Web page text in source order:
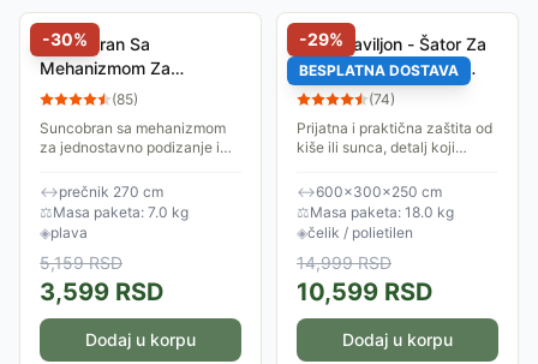
-30%
Suncobran Sa
Mehanizmom Za
Podizanje-Spuštanje 270
(85)
Suncobran sa mehanizmom
za jednostavno podizanje i
je 270 cm, tenda je od
poliestera 180 gr/m2...
↔prečnik 270 cm
⚖Masa paketa: 7.0 kg
◈plava
5,159RSD
3,599 RSD
Dodaj u korpu
-29%
BESPLATNA DOSTAVA
Veliki Paviljon - Šator Za
Proslave 6x3 m Sa 6
Bočnih Strana
(74)
Prijatna i praktična zaštita od
kiše ili sunca, detalj koji
slučaju tokom prolećnih i
letnjih dana potreban.
Dimenzije...
↔600×300×250 cm
⚖Masa paketa: 18.0 kg
◈čelik / polietilen
14,999RSD
10,599 RSD
Dodaj u korpu